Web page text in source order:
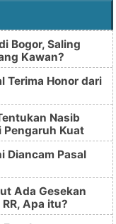
Bogor, Saling
Kawan?
Terima Honor dari
Nasib
Pengaruh Kuat
Diancam Pasal
Ada Gesekan
Apa itu?